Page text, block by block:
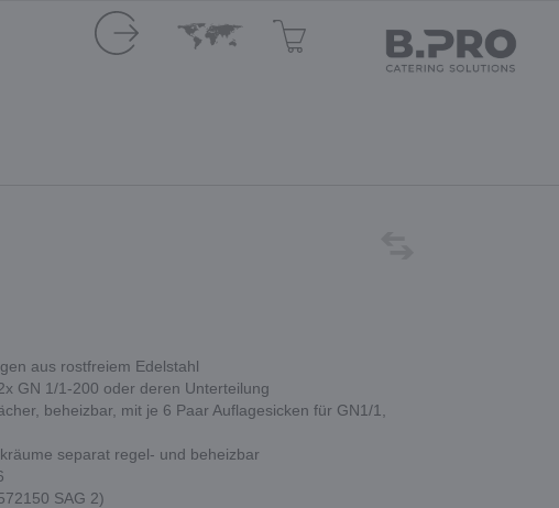
aus rostfreiem Edelstahl
GN 1/1-200 oder deren Unterteilung
beheizbar, mit je 6 Paar Auflagesicken für GN1/1,
separat regel- und beheizbar
SAG 2)